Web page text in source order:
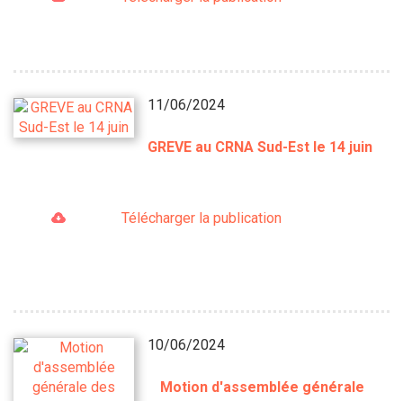
11/06/2024
GREVE au CRNA Sud-Est le 14 juin
Télécharger la publication
10/06/2024
Motion d'assemblée générale